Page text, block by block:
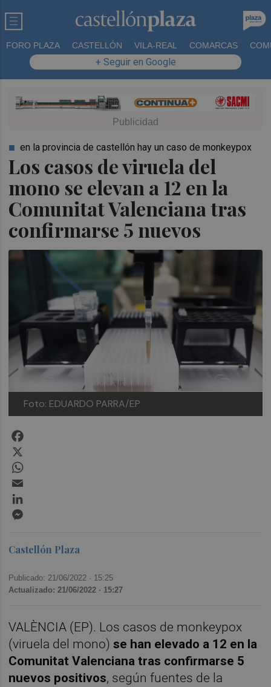
FORO PLAZA CASTELLÓN VILA-REAL COMARCAS
+ Seguir en Google
Los casos de viruela del
mono se elevan a 12 en la
Comunitat Valenciana tras
confirmarse 5 nuevos
en la provincia de castellón hay un caso de monkeypox
Foto: EDUARDO PARRA/EP
Castellón Plaza
Publicado: 21/06/2022 · 15:25
Actualizado: 21/06/2022 · 15:27
VALÈNCIA (EP). Los casos de monkeypox
(viruela del mono) se han elevado a 12 en la
Comunitat Valenciana tras confirmarse 5
nuevos positivos, según fuentes de la